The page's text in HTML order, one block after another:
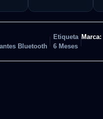
Bluetooth
Etiqueta
6 Meses
Marca: